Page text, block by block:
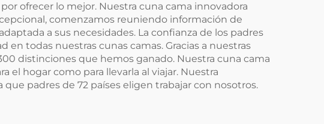
ofrecer lo mejor. Nuestra cuna cama innovadora
comenzamos reuniendo información de
a sus necesidades. La confianza de los padres
todas nuestras cunas camas. Gracias a nuestras
distinciones que hemos ganado. Nuestra cuna cama
el hogar como para llevarla al viajar. Nuestra
padres de 72 países eligen trabajar con nosotros.